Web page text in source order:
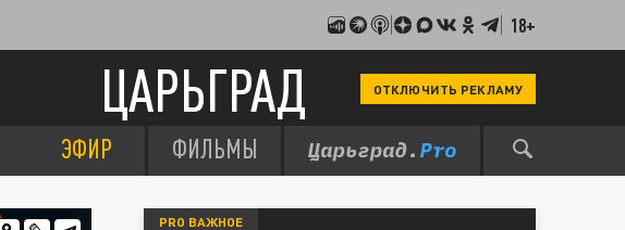
18+
ЦАРЬГРАД ОТКЛЮЧИТЬ РЕКЛАМУ
ЭФИР ФИЛЬМЫ
PRO ВАЖНОЕ